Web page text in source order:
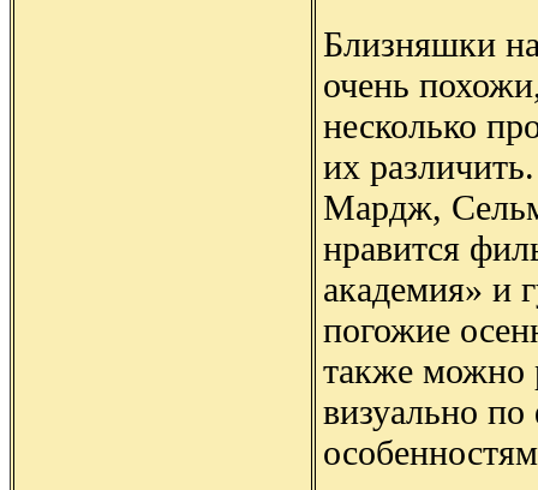
Близняшки
очень
несколько
их
Мардж,
нравится
академия» и
погожие
также можно
визуально